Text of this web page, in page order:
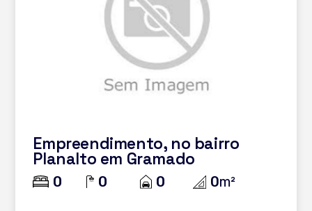
Empreendimento, no bairro
Planalto em Gramado
0 0 0 0m²